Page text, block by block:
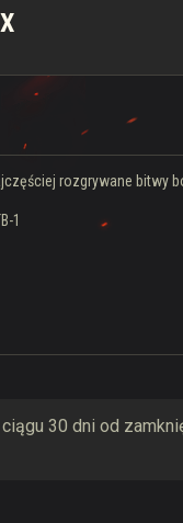
rozgrywane bitwy
1
30 dni od